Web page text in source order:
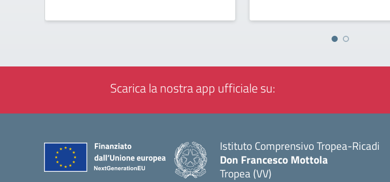
Scarica la nostra app ufficiale su:
Istituto Comprensivo Tropea-Ricadi
Don Francesco Mottola
Tropea (VV)